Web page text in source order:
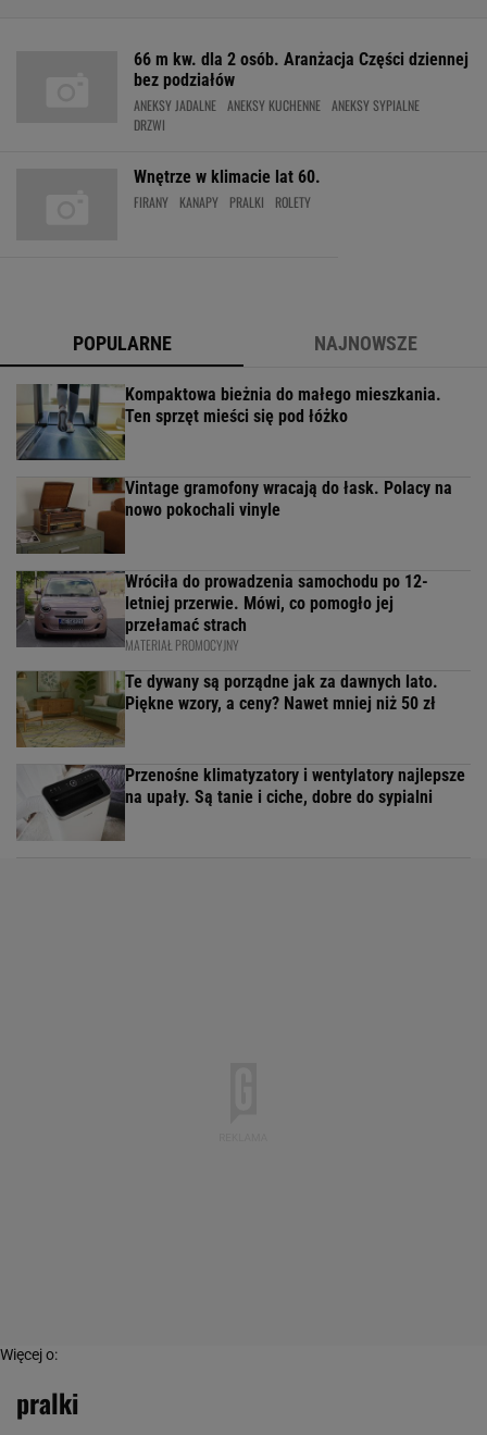
66 m kw. dla 2 osób. Aranżacja Części dziennej
bez podziałów
ANEKSY JADALNE ANEKSY KUCHENNE ANEKSY SYPIALNE
DRZWI
Wnętrze w klimacie lat 60.
FIRANY KANAPY PRALKI ROLETY
POPULARNE NAJNOWSZE
Kompaktowa bieżnia do małego mieszkania.
Ten sprzęt mieści się pod łóżko
Vintage gramofony wracają do łask. Polacy na
nowo pokochali vinyle
Wróciła do prowadzenia samochodu po 12-
letniej przerwie. Mówi, co pomogło jej
przełamać strach
MATERIAŁ PROMOCYJNY
Te dywany są porządne jak za dawnych lato.
Piękne wzory, a ceny? Nawet mniej niż 50 zł
Przenośne klimatyzatory i wentylatory najlepsze
na upały. Są tanie i ciche, dobre do sypialni
Więcej o:
pralki